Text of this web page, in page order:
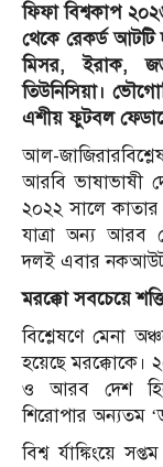
ফিফা বিশ্বকাপ
থেকে রেকর্ড
মিসর, ইরাক,
তিউনিসিয়া।
এশীয় ফুটবল
আল-
আরবি ভাষাভাষী
২০২২ সালে কাতার
যাত্রা অন্য আরব
দলই এবার নকআউট
মরক্কো সবচেয়ে
বিশ্লেষণে মেনা
হয়েছে মরক্কোকে।
ও আরব দেশ
শিরোপার অন্যতম
বিশ্ব র্যাঙ্কিংয়ে